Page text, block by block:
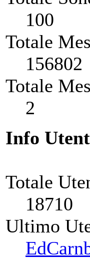
100
Totale
156802
Totale
2
Info
Totale
18710
Ultimo